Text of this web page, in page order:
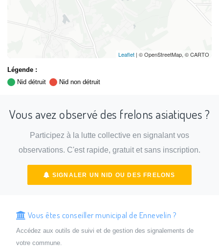
Leaflet | © OpenStreetMap, © CARTO
Légende :
Nid détruit
Nid non détruit
Vous avez observé des frelons asiatiques ?
Participez à la lutte collective en signalant vos
observations. C'est rapide, gratuit et sans inscription.
SIGNALER UN NID OU DES FRELONS
Vous êtes conseiller municipal de Ennevelin ?
Accédez aux outils de suivi et de gestion des signalements de
votre commune.